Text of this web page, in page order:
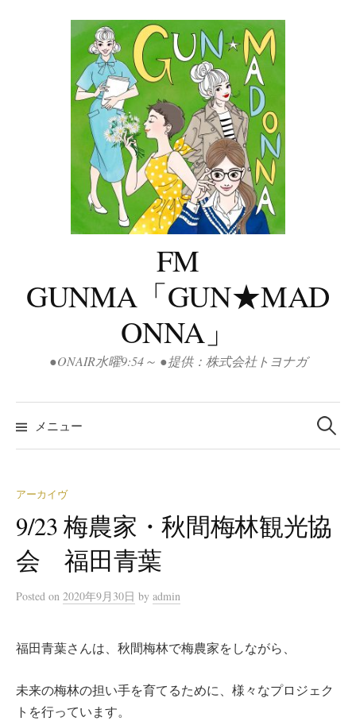
FM
GUNMA「GUN★MAD
ONNA」
●ONAIR水曜9:54～ ●提供：株式会社トヨナガ
メニュー
検
索:
アーカイヴ
9/23 梅農家・秋間梅林観光協
会 福田青葉
Posted on 2020年9月30日 by admin
福田青葉さんは、秋間梅林で梅農家をしながら、
未来の梅林の担い手を育てるために、様々なプロジェク
トを行っています。